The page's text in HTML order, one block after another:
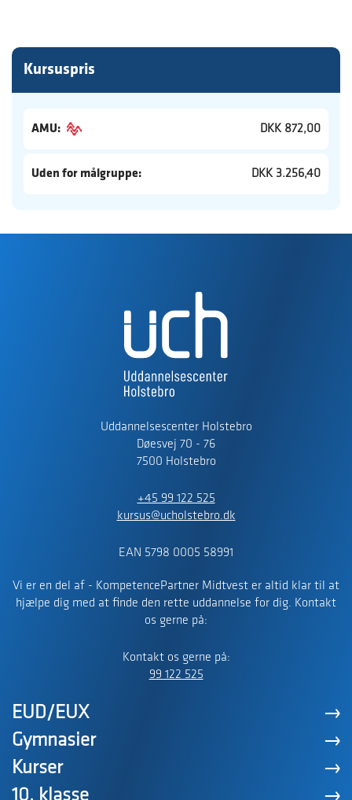
Kursuspris
AMU: DKK 872,00
Uden for målgruppe: DKK 3.256,40
Uddannelsescenter Holstebro
Døesvej 70 - 76
7500 Holstebro
+45 99 122 525
kursus@ucholstebro.dk
EAN 5798 0005 58991
Vi er en del af - KompetencePartner Midtvest er altid klar til at
hjælpe dig med at finde den rette uddannelse for dig. Kontakt
os gerne på:
Kontakt os gerne på:
99 122 525
EUD/EUX
Gymnasier
Kurser
10. klasse